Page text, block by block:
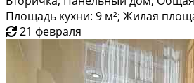
Площадь кухни: 9 м²; Жилая
21 февраля